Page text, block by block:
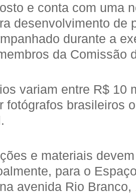
e conta com uma
desenvolvimento de
durante a
da Comissão
variam entre R$ 10
fotógrafos brasileiros
e materiais
para o
avenida Rio